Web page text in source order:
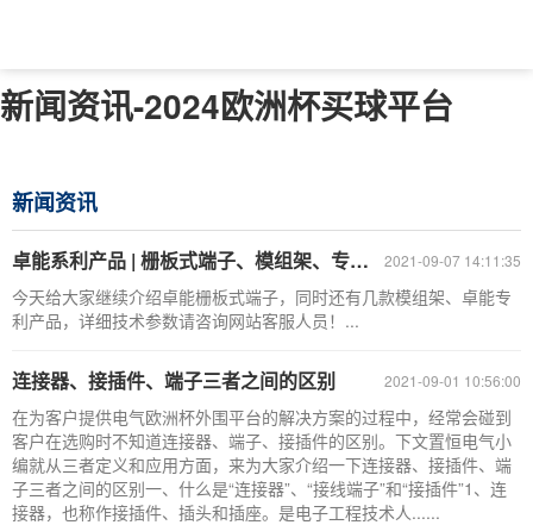
新闻资讯-2024欧洲杯买球平台
新闻资讯
2021-09-07 14:11:35
卓能系利产品 | 栅板式端子、模组架、专利产品
今天给大家继续介绍卓能栅板式端子，同时还有几款模组架、卓能专
利产品，详细技术参数请咨询网站客服人员！...
2021-09-01 10:56:00
连接器、接插件、端子三者之间的区别
在为客户提供电气欧洲杯外围平台的解决方案的过程中，经常会碰到
客户在选购时不知道连接器、端子、接插件的区别。下文置恒电气小
编就从三者定义和应用方面，来为大家介绍一下连接器、接插件、端
子三者之间的区别一、什么是“连接器”、“接线端子”和“接插件”1、连
接器，也称作接插件、插头和插座。是电子工程技术人......